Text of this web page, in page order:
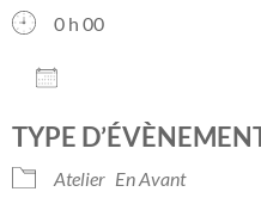
0 h 00
TYPE
Atelier En Avant